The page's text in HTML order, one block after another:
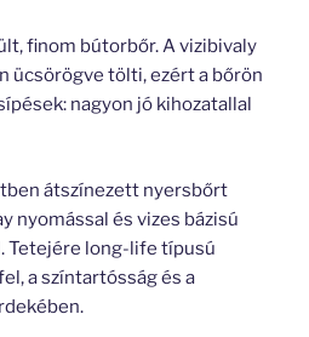
finom bútorbőr. A vizibivaly
ücsörögve tölti, ezért a bőrön
nagyon jó kihozatallal
átszínezett nyersbőrt
nyomással és vizes bázisú
Tetejére long-life típusú
a színtartósság és a